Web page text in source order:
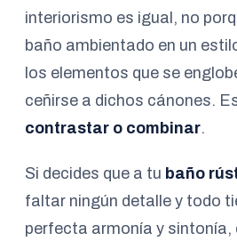
interiorismo es igual, no
baño ambientado en un
los elementos que se
ceñirse a dichos cánones.
contrastar o combinar.
Si decides que a tu baño
faltar ningún detalle y todo
perfecta armonía y sintonía,